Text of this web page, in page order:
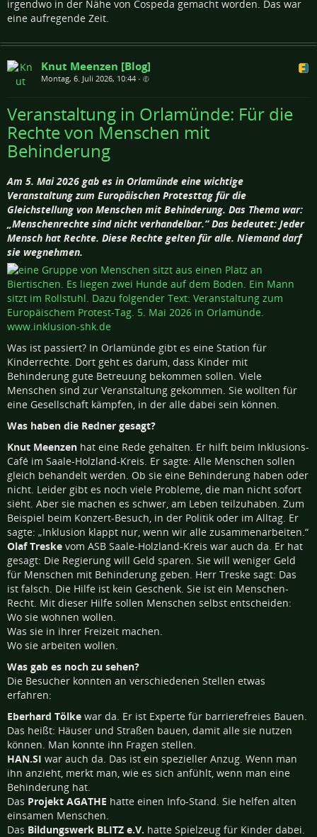
irgendwo in der Nähe von Cospeda gemacht worden. Das war
eine aufregende Zeit.
Knut Meenzen [Blog]
Montag, 6. Juli 2026, 10:44 •
Veranstaltung in Orlamünde: Für die
Rechte von Menschen mit
Behinderung
Am 5. Mai 2026 gab es in Orlamünde eine wichtige
Veranstaltung zum Europäischen Protesttag für die
Gleichstellung von Menschen mit Behinderung. Das Thema war:
„Menschenrechte sind nicht verhandelbar.“ Das bedeutet: Jeder
Mensch hat Rechte. Diese Rechte gelten für alle. Niemand darf
sie wegnehmen.
Was ist passiert? In Orlamünde gibt es eine Station für
Kinderrechte. Dort geht es darum, dass Kinder mit
Behinderung gute Betreuung bekommen sollen. Viele
Menschen sind zur Veranstaltung gekommen. Sie wollten für
eine Gesellschaft kämpfen, in der alle dabei sein können.
Was haben die Redner gesagt?
Knut Meenzen hat eine Rede gehalten. Er hilft beim Inklusions-
Café im Saale-Holzland-Kreis. Er sagte: Alle Menschen sollen
gleich behandelt werden. Ob sie eine Behinderung haben oder
nicht. Leider gibt es noch viele Probleme, die man nicht sofort
sieht. Aber sie machen es schwer, am Leben teilzuhaben. Zum
Beispiel beim Konzert-Besuch, in der Politik oder im Alltag. Er
sagte: „Inklusion klappt nur, wenn wir alle zusammenarbeiten.“
Olaf Treske vom ASB Saale-Holzland-Kreis war auch da. Er hat
gesagt: Die Regierung will Geld sparen. Sie will weniger Geld
für Menschen mit Behinderung geben. Herr Treske sagt: Das
ist falsch. Die Hilfe ist kein Geschenk. Sie ist ein Menschen-
Recht. Mit dieser Hilfe sollen Menschen selbst entscheiden:
Wo sie wohnen wollen.
Was sie in ihrer Freizeit machen.
Wo sie arbeiten wollen.
Was gab es noch zu sehen?
Die Besucher konnten an verschiedenen Stellen etwas
erfahren:
Eberhard Tölke war da. Er ist Experte für barrierefreies Bauen.
Das heißt: Häuser und Straßen bauen, damit alle sie nutzen
können. Man konnte ihn Fragen stellen.
HAN.SI war auch da. Das ist ein spezieller Anzug. Wenn man
ihn anzieht, merkt man, wie es sich anfühlt, wenn man eine
Behinderung hat.
Das Projekt AGATHE hatte einen Info-Stand. Sie helfen alten
einsamen Menschen.
Das Bildungswerk BLITZ e.V. hatte Spielzeug für Kinder dabei.